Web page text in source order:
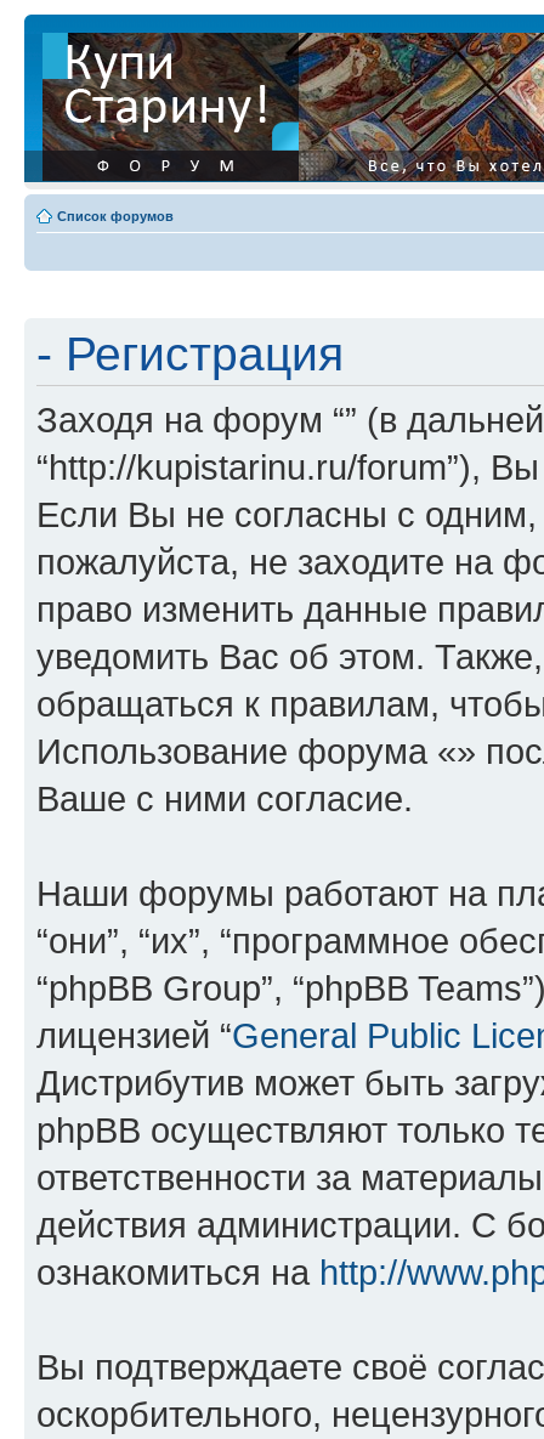
Список форумов
- Регистрация
Заходя на форум “” (в
“http://kupistarinu.ru/forum”),
Если Вы не согласны с
пожалуйста, не заходите на
право изменить данные
уведомить Вас об этом.
обращаться к правилам,
Использование форума «»
Ваше с ними согласие.
Наши форумы работают на
“они”, “их”, “программное
“phpBB Group”, “phpBB
лицензией “General Public
Дистрибутив может быть
phpBB осуществляют только
ответственности за
действия администрации. С
ознакомиться на http://
Вы подтверждаете своё
оскорбительного,